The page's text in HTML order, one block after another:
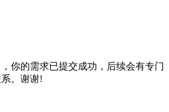
，你的需求已提交成功，后续会有专门
。谢谢!